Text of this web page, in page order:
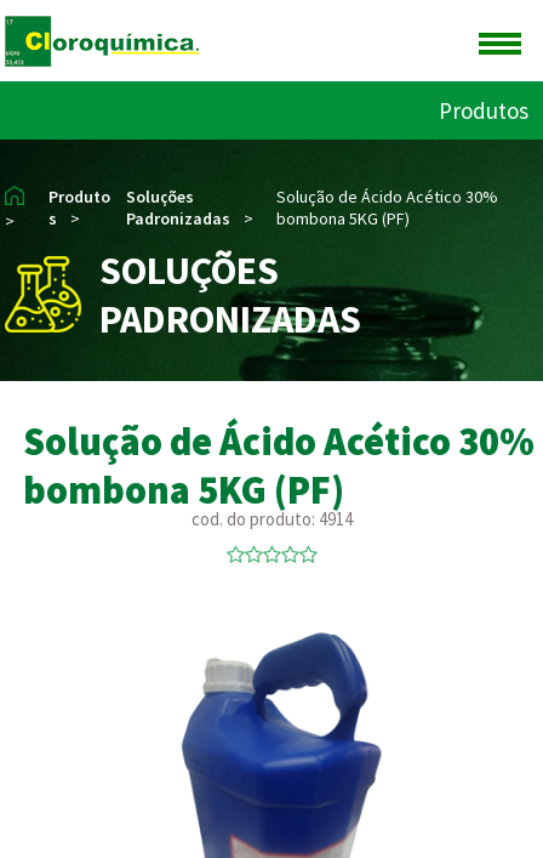
Produtos
>
Produto
s
>
Soluções
Padronizadas
>
Solução de Ácido Acético 30%
bombona 5KG (PF)
SOLUÇÕES
PADRONIZADAS
Solução de Ácido Acético 30%
bombona 5KG (PF)
cod. do produto: 4914